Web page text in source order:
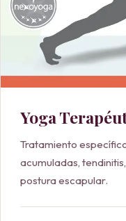
Yoga
Tratamiento
acumuladas,
postura escapular.